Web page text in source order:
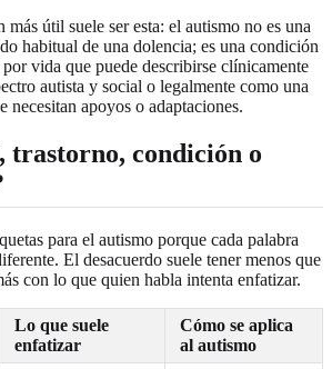
útil suele ser esta: el autismo no es una
habitual de una dolencia; es una condición
vida que puede describirse clínicamente
autista y social o legalmente como una
necesitan apoyos o adaptaciones.
trastorno, condición o
para el autismo porque cada palabra
El desacuerdo suele tener menos que
con lo que quien habla intenta enfatizar.
Lo que suele
enfatizar
Cómo se aplica
al autismo